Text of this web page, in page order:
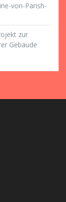
von-Parish-
zur
Gebäude